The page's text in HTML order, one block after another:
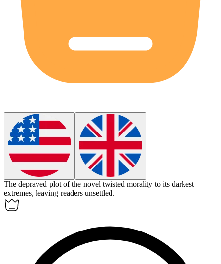
Thedepraved plot of the novel twisted morality to its darkest
extremes, leaving readers unsettled.